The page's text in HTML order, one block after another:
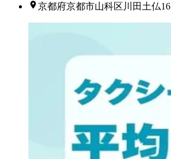
京都府京都市山科区川田土仏16